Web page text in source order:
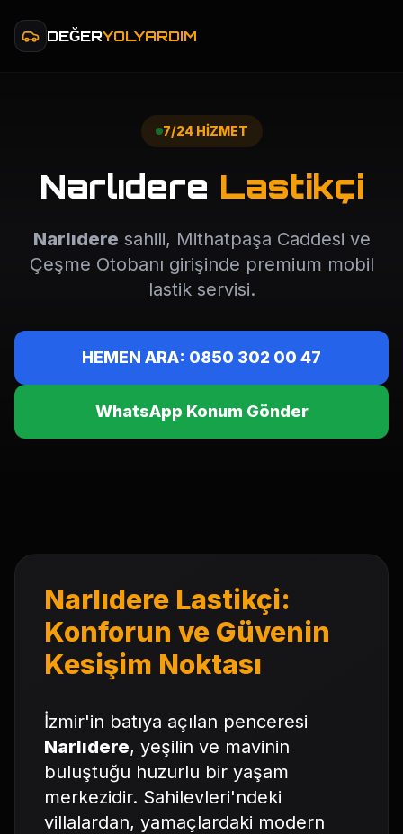
DEĞERYOLYARDIM
7/24 HİZMET
Narlıdere Lastikçi
Narlıdere sahili, Mithatpaşa Caddesi ve
Çeşme Otobanı girişinde premium mobil
lastik servisi.
HEMEN ARA: 0850 302 00 47
WhatsApp Konum Gönder
Narlıdere Lastikçi:
Konforun ve Güvenin
Kesişim Noktası
İzmir'in batıya açılan penceresi
Narlıdere, yeşilin ve mavinin
buluştuğu huzurlu bir yaşam
merkezidir. Sahilevleri'ndeki
villalardan, yamaçlardaki modern